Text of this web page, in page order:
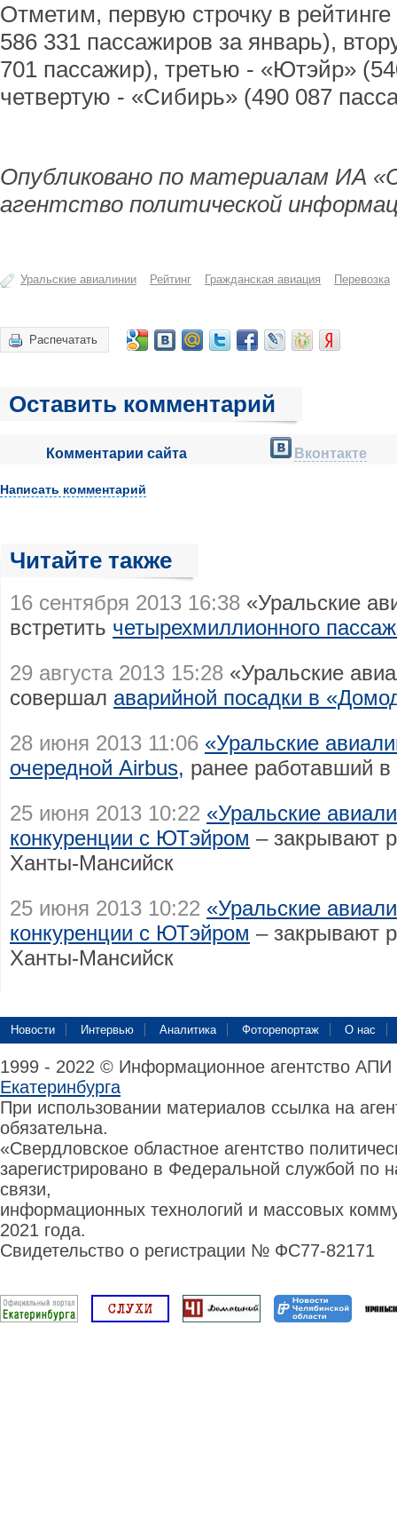
Отметим, первую строчку в
586 331 пассажиров за январь),
701 пассажир), третью - «Ютэйр»
четвертую - «Сибирь» (490 087
Опубликовано по материалам ИА
агентство политической
Уральские авиалинии Рейтинг Гражданская авиация Перевозка
Распечатать
Оставить комментарий
Комментарии сайта Вконтакте
Написать комментарий
Читайте также
16 сентября 2013 16:38 «Уральские
встретить четырехмиллионного
29 августа 2013 15:28 «Уральские
совершал аварийной посадки в
28 июня 2013 11:06 «Уральские
очередной Airbus, ранее работавший
25 июня 2013 10:22 «Уральские
конкуренции с ЮТэйром – закрывают
Ханты-Мансийск
25 июня 2013 10:22 «Уральские
конкуренции с ЮТэйром – закрывают
Ханты-Мансийск
Новости Интервью Аналитика Фоторепортаж О нас
1999 - 2022 © Информационное агентство
Екатеринбурга
При использовании материалов ссылка на
обязательна.
«Свердловское областное агентство
зарегистрировано в Федеральной службой по
связи,
информационных технологий и массовых
2021 года.
Свидетельство о регистрации № ФС77-82171